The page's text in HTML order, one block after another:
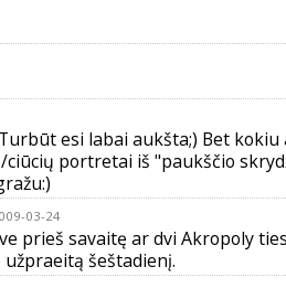
esi labai aukšta;) Bet kokiu
portretai iš "paukščio
03-24
prieš savaitę ar dvi Akropoly
užpraeitą šeštadienį.